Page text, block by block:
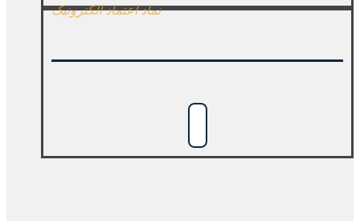
نماد اعتماد الکترونیک